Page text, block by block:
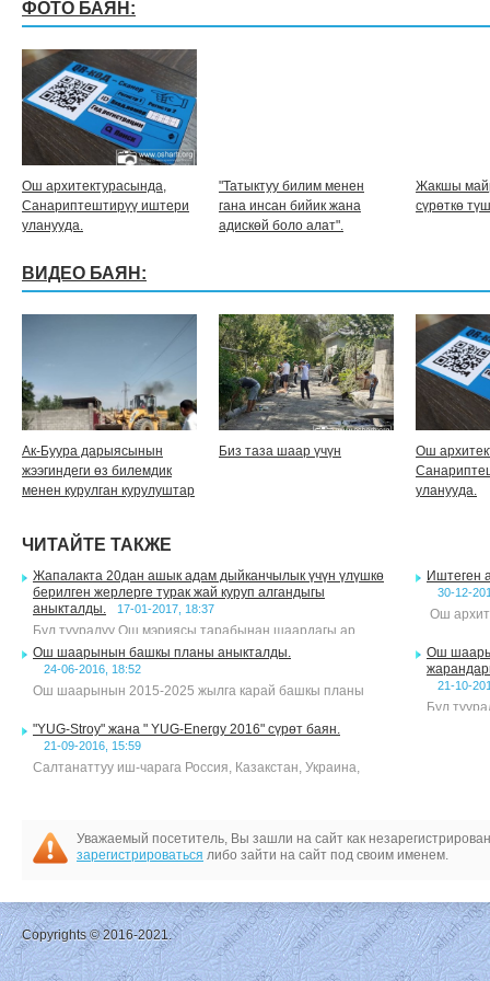
ФОТО БАЯН:
Ош архитектурасында,
Санариптештирүү иштери
уланууда.
"Татыктуу билим менен
гана инсан бийик жана
адискөй боло алат".
Жакшы
сүрөткө
ВИДЕО БАЯН:
Ак-Буура дарыясынын
жээгиндеги өз билемдик
менен курулган курулуштар
Биз таза шаар үчүн
Ош
уланууда.
ЧИТАЙТЕ ТАКЖЕ
Жапалакта 20дан ашык адам дыйканчылык үчүн үлүшкө
берилген жерлерге турак жай куруп алгандыгы
аныкталды.
17-01-2017, 18:37
Бул тууралуу Ош мэриясы тарабынан шаардагы ар
Иштеген
30-12-
Ош
Ош шаарынын башкы планы аныкталды.
24-06-2016, 18:52
Ош шаарынын 2015-2025 жылга карай башкы планы
Ош
21-10-
Бул
"YUG-Stroy" жана " YUG-Energy 2016" сүрөт баян.
21-09-2016, 15:59
Салтанаттуу иш-чарага Россия, Казакстан, Украина,
Уважаемый посетитель, Вы зашли на сайт как
зарегистрироваться либо зайти на сайт под своим именем.
Copyrights © 2016-2021.